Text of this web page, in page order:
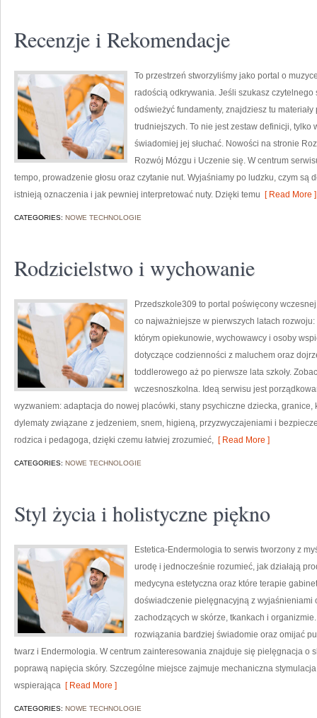
Recenzje i Rekomendacje
To przestrzeń stworzyliśmy jako portal o
radością odkrywania. Jeśli szukasz
odświeżyć fundamenty, znajdziesz tu
trudniejszych. To nie jest zestaw definicji,
świadomiej jej słuchać. Nowości na stronie
Rozwój Mózgu i Uczenie się. W centrum
tempo, prowadzenie głosu oraz czytanie nut. Wyjaśniamy po ludzku, czym są
istnieją oznaczenia i jak pewniej interpretować nuty. Dzięki temu [ Read More ]
CATEGORIES: NOWE TECHNOLOGIE
Rodzicielstwo i wychowanie
Przedszkole309 to portal poświęcony
co najważniejsze w pierwszych latach
którym opiekunowie, wychowawcy i osoby
dotyczące codzienności z maluchem oraz
toddlerowego aż po pierwsze lata szkoły.
wczesnoszkolna. Ideą serwisu jest
wyzwaniem: adaptacja do nowej placówki, stany psychiczne dziecka,
dylematy związane z jedzeniem, snem, higieną, przyzwyczajeniami i
rodzica i pedagoga, dzięki czemu łatwiej zrozumieć, [ Read More ]
CATEGORIES: NOWE TECHNOLOGIE
Styl życia i holistyczne piękno
Estetica-Endermologia to serwis tworzony z
urodę i jednocześnie rozumieć, jak działają
medycyna estetyczna oraz które terapie
doświadczenie pielęgnacyjną z wyjaśnieniami
zachodzących w skórze, tkankach i
rozwiązania bardziej świadomie oraz omijać
twarz i Endermologia. W centrum zainteresowania znajduje się pielęgnacja o
poprawą napięcia skóry. Szczególne miejsce zajmuje mechaniczna
wspierająca [ Read More ]
CATEGORIES: NOWE TECHNOLOGIE